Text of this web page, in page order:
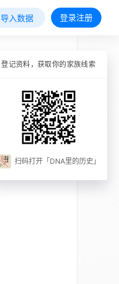
导入数据 登录注册
登记资料，获取你的家族线索
扫码打开「DNA里的历史」